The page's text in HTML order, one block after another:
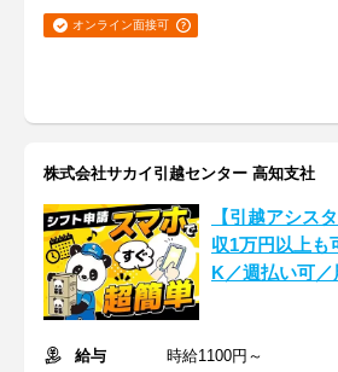
オンライン面接可
株式会社サカイ引越センター 高知支社
【引越アシス
収1万円以上
K／週払い可
給与
時給1100円～